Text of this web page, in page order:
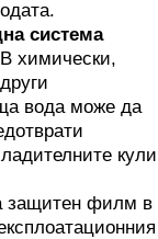
система
химически,
вода може да
кули
защитен филм в